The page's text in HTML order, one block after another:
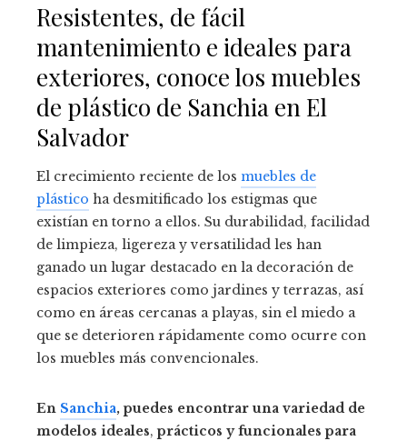
Resistentes, de fácil
mantenimiento e ideales para
exteriores, conoce los muebles
de plástico de Sanchia en El
Salvador
El crecimiento reciente de los muebles de
plástico ha desmitificado los estigmas que
existían en torno a ellos. Su durabilidad, facilidad
de limpieza, ligereza y versatilidad les han
ganado un lugar destacado en la decoración de
espacios exteriores como jardines y terrazas, así
como en áreas cercanas a playas, sin el miedo a
que se deterioren rápidamente como ocurre con
los muebles más convencionales.
En Sanchia, puedes encontrar una variedad de
modelos ideales,prácticos y funcionales para